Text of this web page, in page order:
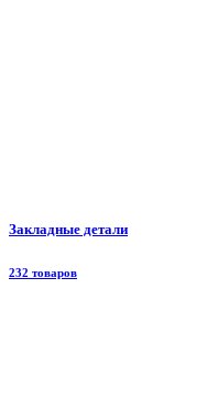
Закладные детали
232 товаров